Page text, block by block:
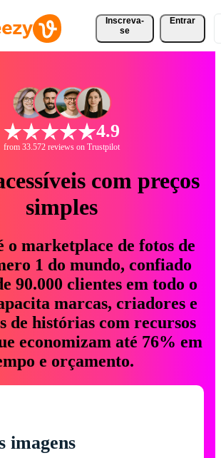
Inscreva-
se
Entrar
4.9
from 33.572 reviews on Trustpilot
com preços
simples
o marketplace de fotos de
1 do mundo, confiado
90.000 clientes em todo o
marcas, criadores e
de histórias com recursos
economizam até 76% em
e orçamento.
imagens